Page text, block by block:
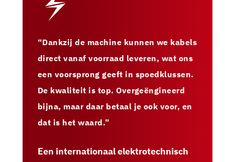
“Dankzij de machine kunnen we kabels
direct vanaf voorraad leveren, wat ons
een voorsprong geeft in spoedklussen.
De kwaliteit is top. Overgeëngineerd
bijna, maar daar betaal je ook voor, en
dat is het waard.”
Een internationaal elektrotechnisch